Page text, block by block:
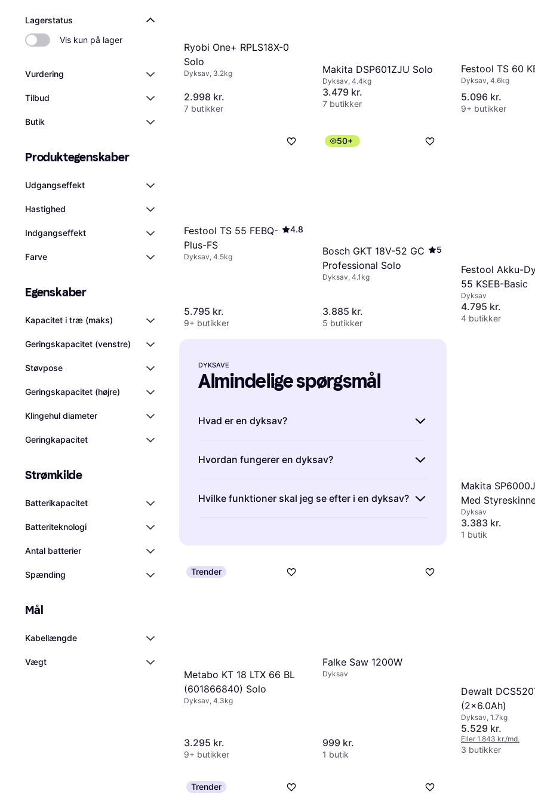
Lagerstatus
Vis kun på lager
Vurdering
Tilbud
Butik
Produktegenskaber
Udgangseffekt
Hastighed
Indgangseffekt
Farve
Egenskaber
Kapacitet i træ (maks)
Geringskapacitet (venstre)
Støvpose
Geringskapacitet (højre)
Klingehul diameter
Geringkapacitet
Strømkilde
Batterikapacitet
Batteriteknologi
Antal batterier
Spænding
Mål
Kabellængde
Vægt
Ryobi One+ RPLS18X-0
Solo
Dyksav, 3.2kg
2.998 kr.
7 butikker
Makita DSP601ZJU Solo
Dyksav, 4.4kg
3.479 kr.
7 butikker
Festool TS 60
Dyksav, 4.6kg
5.096 kr.
9+ butikker
Festool TS 55 FEBQ-
Plus-FS
4.8
Dyksav, 4.5kg
5.795 kr.
9+ butikker
50+
Bosch GKT 18V-52 GC
Professional Solo
5
Dyksav, 4.1kg
3.885 kr.
5 butikker
Festool Akku-
55 KSEB-Basic
Dyksav
4.795 kr.
4 butikker
Makita
Med
Dyksav
3.383 kr.
1 butik
Trender
Metabo KT 18 LTX 66 BL
(601866840) Solo
Dyksav, 4.3kg
3.295 kr.
9+ butikker
Falke Saw 1200W
Dyksav
999 kr.
1 butik
Dewalt
(2x6.0Ah)
Dyksav, 1.7kg
5.529 kr.
Eller 1.843 kr./md.
3 butikker
Trender
DYKSAVE
Almindelige spørgsmål
Hvad er en dyksav?
skæringer i træ, metal og plast. De giver dig
mulighed for at starte midt i materialet uden
forboring. Dyksave er ideelle til
præcisionsarbejde, såsom at skære døre til eller
lave udskæringer i bordplader. Overvej klingens
Hvordan fungerer en dyksav?
i materialet fra oven. Dette gør det muligt at
foretage nøjagtige udsnit uden at skulle starte fra
spindellås og elektronisk bremse.
Hvilke funktioner skal jeg se efter i en dyksav?
som laserstyring hjælper med præcisionen. Vælg